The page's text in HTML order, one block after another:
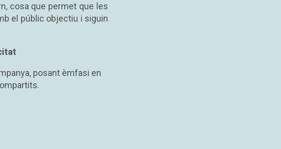
cosa que permet que les
el públic objectiu i siguin
posant èmfasi en